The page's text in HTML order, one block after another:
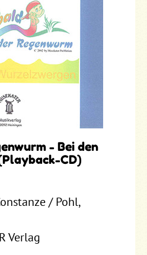
- Bei den
CD)
/ Pohl,
Verlag